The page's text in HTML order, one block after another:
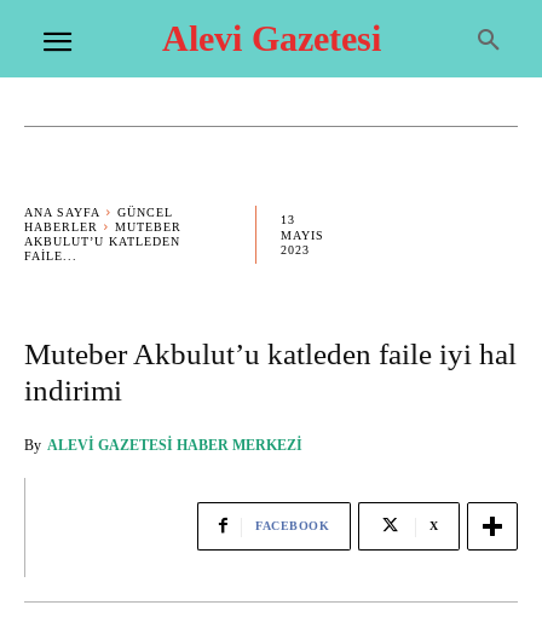
Alevi Gazetesi
ANA SAYFA
GÜNCEL
HABERLER
MUTEBER
AKBULUT’U KATLEDEN
FAILE...
13
MAYIS
2023
Muteber Akbulut’u katleden faile iyi hal
indirimi
By ALEVI GAZETESI HABER MERKEZI
FACEBOOK X